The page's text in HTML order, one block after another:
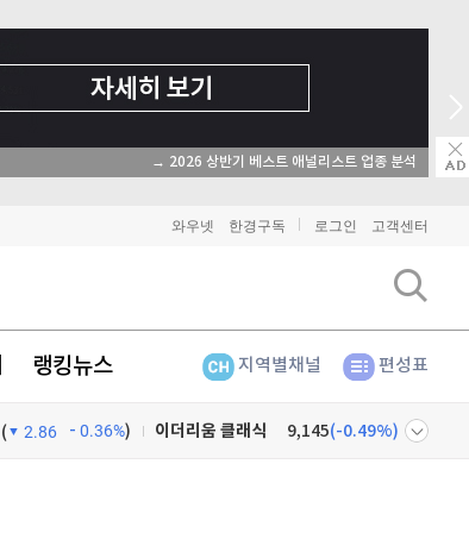
→ 2026 상반기 베스트 애널리스트 업종 분석
와우넷 한경구독 로그인 고객센터
랭킹뉴스 지역별채널 편성표
( 2.86 0.36%) 비트코인 91,203,000(-0.34%)